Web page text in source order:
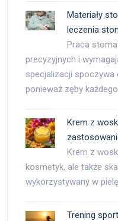
Materiały
leczenia
Praca
precyzyjnych i
specjalizacji spoczywa
ponieważ zęby
Krem z
Krem z
kosmetyk, ale także
wykorzystywany w
Trening